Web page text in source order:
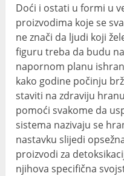
Doći i ostati u formi u
proizvodima koje se
ne znači da ljudi koji
figuru treba da budu
napornom planu
kako godine počinju
staviti na zdraviju
pomoći svakome da
sistema nazivaju se
nastavku slijedi
proizvodi za
njihova specifična